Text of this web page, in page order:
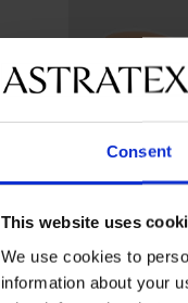
Consent
This website uses
We use cookies to
information about your
-20 % BRA20